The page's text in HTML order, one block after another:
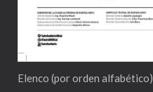
Elenco (por orden alfabético)